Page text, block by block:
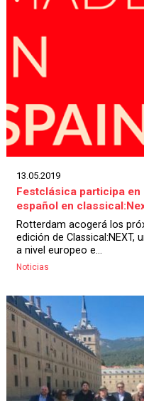
13.05.2019
Festclásica participa
español en
Rotterdam acogerá los
edición de Classical:NEXT,
a nivel europeo e...
Noticias